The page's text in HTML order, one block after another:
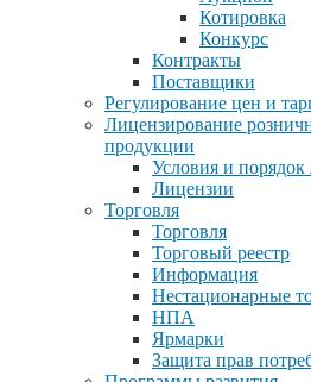
Котировка
Конкурс
Контракты
Поставщики
Регулирование цен и
Лицензирование
продукции
Условия и
Лицензии
Торговля
Торговля
Торговый реестр
Информация
Нестационарные
НПА
Ярмарки
Защита прав